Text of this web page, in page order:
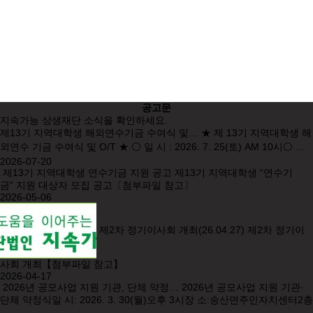
공고문
지속가능 상생재단 소식을 확인하세요.
제13기 지역대학생 해외연수기금 수여식 및… ★ 제 13기 지역대학생 해
외연수 기금 수여식 및 O/T ★ ⚪ 일 시 : 2026. 7. 25(토) AM 10시⚪ …
2026-07-20
제13기 지역대학생 연수기금 지원 공고 제13기 지역대학생 “연수기
금” 지원 대상자 모집 공고〔첨부파일 참고〕
2026-05-06
제2차 정기이사회 개최(26.04.27) 제2차 정기이
사회 개최【첨부파일 참고】
2026-04-17
2026년 공모사업 지원 기관, 단체 약정… 2026년 공모사업 지원 기관·
단체 약정식일 시: 2026. 3. 30(월)오후 3시장 소:송산면주민자치센터2층